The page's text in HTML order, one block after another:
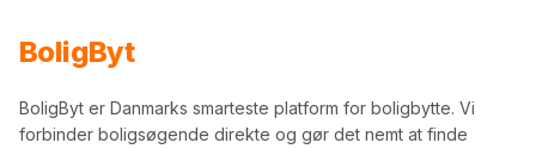
BoligByt
BoligByt er Danmarks smarteste platform for boligbytte. Vi
forbinder boligsøgende direkte og gør det nemt at finde